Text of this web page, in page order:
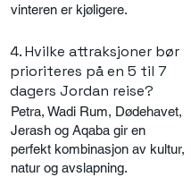
vinteren er kjøligere.
4. Hvilke attraksjoner bør
prioriteres på en 5 til 7
dagers Jordan reise?
Petra, Wadi Rum, Dødehavet,
Jerash og Aqaba gir en
perfekt kombinasjon av kultur,
natur og avslapning.